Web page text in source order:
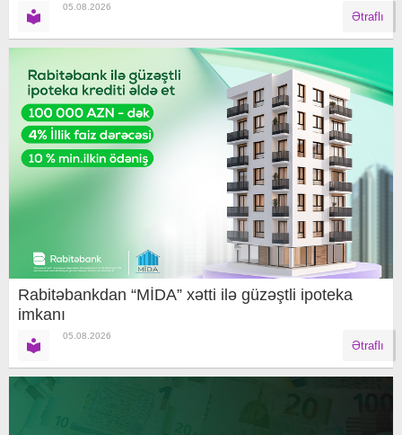
05.08.2026
Ətraflı
Rabitəbankdan “MİDA” xətti ilə güzəştli ipoteka
imkanı
05.08.2026
Ətraflı